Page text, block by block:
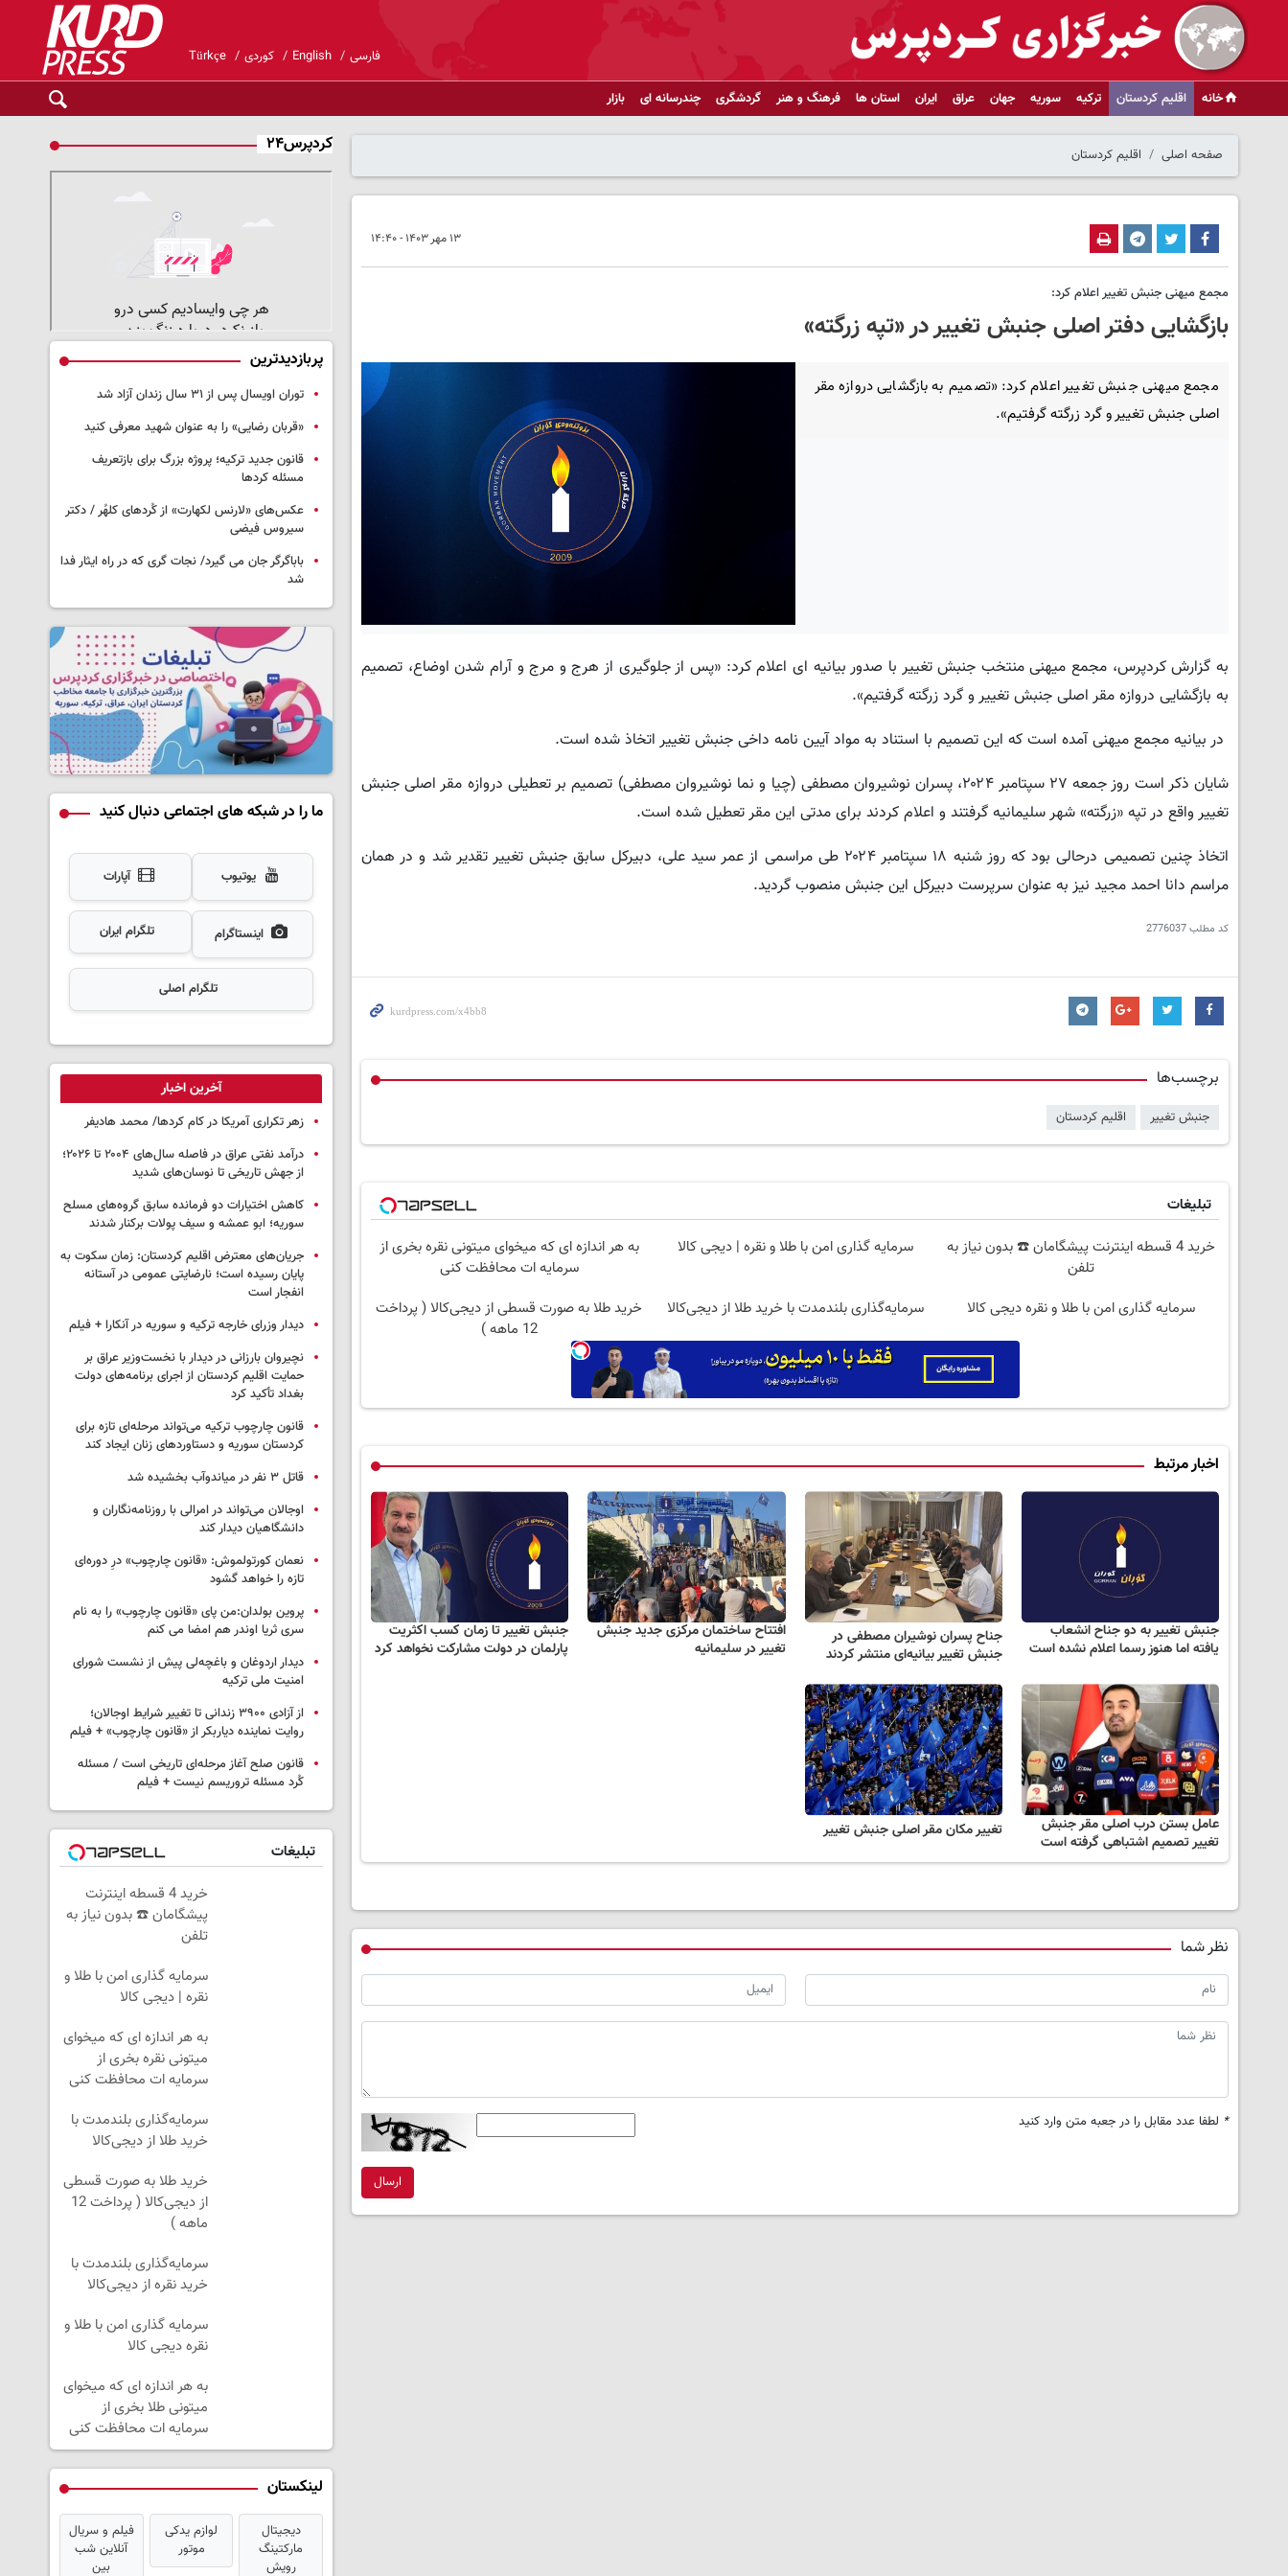
فارسی English کوردی Türkçe
خانه اقلیم کردستان ترکیه سوریه جهان عراق ایران استان ها فرهنگ و هنر گردشگری چندرسانه ای بازار
صفحه اصلی اقلیم کردستان
۱۳ مهر ۱۴۰۳ - ۱۴:۴۰
مجمع میهنی جنبش تغییر اعلام کرد:
بازگشایی دفتر اصلی جنبش تغییر در «تپه زرگته»
مجمع میهنی جنبش تغییر اعلام کرد: «تصمیم به بازگشایی دروازه مقر
اصلی جنبش تغییر و گرد زرگته گرفتیم».
به گزارش کردپرس، مجمع میهنی منتخب جنبش تغییر با صدور بیانیه ای اعلام کرد: «پس از جلوگیری از هرج و مرج و آرام شدن اوضاع، تصمیم
به بازگشایی دروازه مقر اصلی جنبش تغییر و گرد زرگته گرفتیم».
در بیانیه مجمع میهنی آمده است که این تصمیم با استناد به مواد آیین نامه داخی جنبش تغییر اتخاذ شده است.
شایان ذکر است روز جمعه ۲۷ سپتامبر ۲۰۲۴، پسران نوشیروان مصطفی (چیا و نما نوشیروان مصطفی)
تصمیم بر تعطیلی دروازه مقر اصلی جنبش
تغییر واقع در تپه «زرگته» شهر سلیمانیه گرفتند و اعلام کردند برای مدتی این مقر تعطیل شده است.
اتخاذ چنین تصمیمی درحالی بود که روز شنبه ۱۸ سپتامبر ۲۰۲۴
طی مراسمی از عمر سید علی، دبیرکل سابق جنبش تغییر تقدیر شد و در همان
مراسم دانا احمد مجید نیز به عنوان سرپرست دبیرکل این جنبش منصوب گردید.
کد مطلب2776037
برچسب‌ها
جنبش تغییر اقلیم کردستان
تبلیغات
خرید 4 قسطه اینترنت پیشگامان ☎️ بدون نیاز به
تلفن
سرمایه گذاری امن با طلا و نقره | دیجی کالا
به هر اندازه ای که میخوای میتونی نقره بخری از
سرمایه ات محافظت کنی
سرمایه گذاری امن با طلا و نقره دیجی کالا
سرمایه‌گذاری بلندمدت با خرید طلا از دیجی‌کالا
خرید طلا به صورت قسطی از دیجی‌کالا ( پرداخت
12 ماهه )
اخبار مرتبط
جنبش تغییر به دو جناح انشعاب
یافتە اما هنوز رسما اعلام نشدە است
جناح پسران نوشیران مصطفی در
جنبش تغییر بیانیه‌ای منتشر کردند
افتتاح ساختمان مرکزی جدید جنبش
تغییر در سلیمانیه
جنبش تغییر تا زمان کسب اکثریت
پارلمان در دولت مشارکت نخواهد کرد
عامل بستن درب اصلی مقر جنبش
تغییر تصمیم اشتباهی گرفته است
تغییر مکان مقر اصلی جنبش تغییر
نظر شما
* لطفا عدد مقابل را در جعبه متن وارد کنید
ارسال
کردپرس۲۴
پربازدیدترین
توران اویسال پس از ۳۱ سال زندان آزاد شد
«قربان رضایی» را به عنوان شهید معرفی کنید
قانون جدید ترکیه؛ پروژه بزرگ‌ برای بازتعریف
مسئله کردها
عکس‌های «لارنس لکهارت» از کُردهای کلهُر / دکتر
سیروس فیضی
باباگرگر جان می گیرد/ نجات گری که در راه ایثار فدا
شد
ما را در شبکه های اجتماعی دنبال کنید
یوتیوب آپارات
اینستاگرام تلگرام ایران
تلگرام اصلی
آخرین اخبار
زهر تکراری آمریکا در کام کردها/ محمد هادیفر
درآمد نفتی عراق در فاصله سال‌های ۲۰۰۴ تا ۲۰۲۶؛
از جهش تاریخی تا نوسان‌های شدید
کاهش اختیارات دو فرمانده سابق گروه‌های مسلح
سوریه؛ ابو عمشه و سیف پولات برکنار شدند
جریان‌های معترض اقلیم کردستان: زمان سکوت به
پایان رسیده است؛ نارضایتی عمومی در آستانه
انفجار است
دیدار وزرای خارجه ترکیه و سوریه در آنکارا + فیلم
نچیروان بارزانی در دیدار با نخست‌وزیر عراق بر
حمایت اقلیم کردستان از اجرای برنامه‌های دولت
بغداد تأکید کرد
قانون چارچوب ترکیه می‌تواند مرحله‌ای تازه برای
کردستان سوریه و دستاوردهای زنان ایجاد کند
قاتل ٣ نفر در میاندوآب بخشیده شد
اوجالان می‌تواند در امرالی با روزنامه‌نگاران و
دانشگاهیان دیدار کند
نعمان کورتولموش: «قانون چارچوب» درِ دوره‌ای
تازه را خواهد گشود
پروین بولدان:من پای «قانون چارچوب» را به نام
سری ثریا اوندر هم امضا می کنم
دیدار اردوغان و باغچه‌لی پیش از نشست شورای
امنیت ملی ترکیه
از آزادی ۳۹۰۰ زندانی تا تغییر شرایط اوجالان؛
روایت نماینده دیاربکر از «قانون چارچوب» + فیلم
قانون صلح آغاز مرحله‌ای تاریخی است / مسئله
کُرد مسئله تروریسم نیست + فیلم
تبلیغات
خرید 4 قسطه اینترنت
پیشگامان ☎️ بدون نیاز به
تلفن
سرمایه گذاری امن با طلا و
نقره | دیجی کالا
به هر اندازه ای که میخوای
میتونی نقره بخری از
سرمایه ات محافظت کنی
سرمایه‌گذاری بلندمدت با
خرید طلا از دیجی‌کالا
خرید طلا به صورت قسطی
از دیجی‌کالا ( پرداخت 12
ماهه )
سرمایه‌گذاری بلندمدت با
خرید نقره از دیجی‌کالا
سرمایه گذاری امن با طلا و
نقره دیجی کالا
به هر اندازه ای که میخوای
میتونی طلا بخری از
سرمایه ات محافظت کنی
لینکستان
دیجیتال
مارکتینگ
رویش
لوازم یدکی
موتور
فیلم و سریال
آنلاین شب
بین